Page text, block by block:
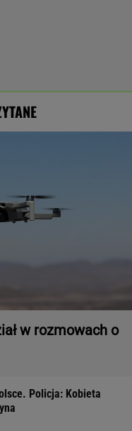
w rozmowach o
Policja: Kobieta